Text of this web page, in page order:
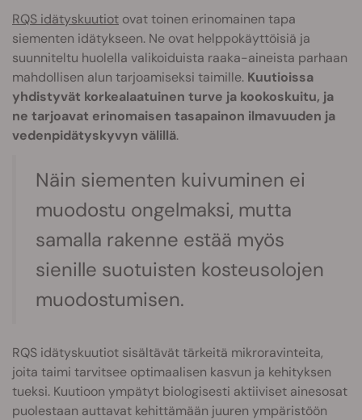
RQS idätyskuutiot ovat toinen erinomainen tapa
siementen idätykseen. Ne ovat helppokäyttöisiä ja
suunniteltu huolella valikoiduista raaka-aineista parhaan
mahdollisen alun tarjoamiseksi taimille. Kuutioissa
yhdistyvät korkealaatuinen turve ja kookoskuitu, ja
ne tarjoavat erinomaisen tasapainon ilmavuuden ja
vedenpidätyskyvyn välillä.
Näin siementen kuivuminen ei
muodostu ongelmaksi, mutta
samalla rakenne estää myös
sienille suotuisten kosteusolojen
muodostumisen.
RQS idätyskuutiot sisältävät tärkeitä mikroravinteita,
joita taimi tarvitsee optimaalisen kasvun ja kehityksen
tueksi. Kuutioon ympätyt biologisesti aktiiviset ainesosat
puolestaan auttavat kehittämään juuren ympäristöön